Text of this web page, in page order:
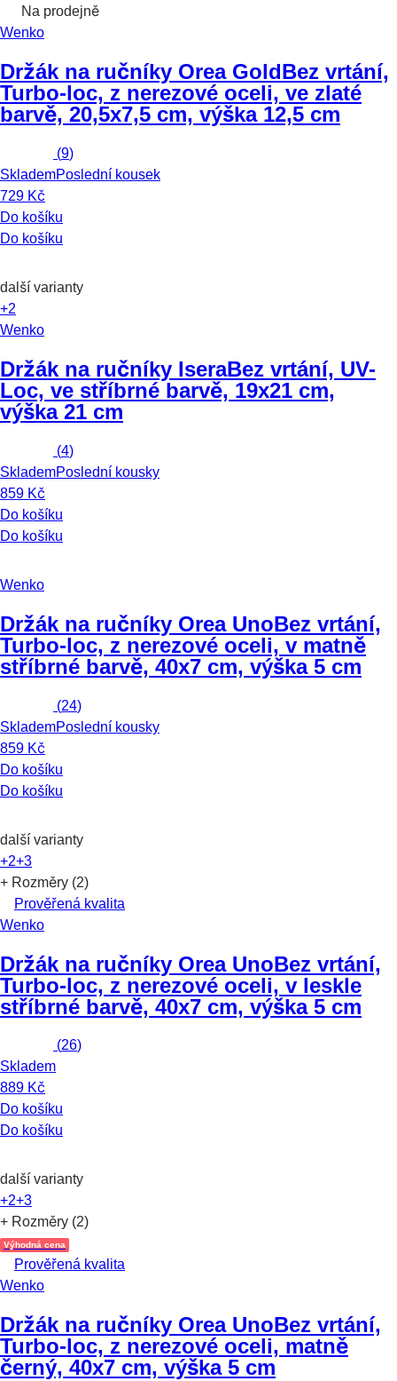
Na prodejně
Wenko
Držák na ručníky Orea GoldBez vrtání,
Turbo-loc, z nerezové oceli, ve zlaté
barvě, 20,5x7,5 cm, výška 12,5 cm
(9)
SklademPoslední kousek
729 Kč
Do košíku
Do košíku
další varianty
+2
Wenko
Držák na ručníky IseraBez vrtání, UV-
Loc, ve stříbrné barvě, 19x21 cm,
výška 21 cm
(4)
SklademPoslední kousky
859 Kč
Do košíku
Do košíku
Wenko
Držák na ručníky Orea UnoBez vrtání,
Turbo-loc, z nerezové oceli, v matně
stříbrné barvě, 40x7 cm, výška 5 cm
(24)
SklademPoslední kousky
859 Kč
Do košíku
Do košíku
další varianty
+2+3
+ Rozměry (2)
Prověřená kvalita
Wenko
Držák na ručníky Orea UnoBez vrtání,
Turbo-loc, z nerezové oceli, v leskle
stříbrné barvě, 40x7 cm, výška 5 cm
(26)
Skladem
889 Kč
Do košíku
Do košíku
další varianty
+2+3
+ Rozměry (2)
Výhodná cena
Prověřená kvalita
Wenko
Držák na ručníky Orea UnoBez vrtání,
Turbo-loc, z nerezové oceli, matně
černý, 40x7 cm, výška 5 cm